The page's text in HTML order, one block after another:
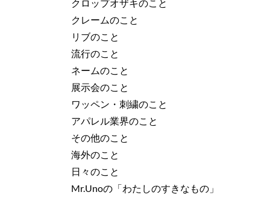
クロップオザキのこと
クレームのこと
リブのこと
流行のこと
ネームのこと
展示会のこと
ワッペン・刺繍のこと
アパレル業界のこと
その他のこと
海外のこと
日々のこと
Mr.Unoの「わたしのすきなもの」